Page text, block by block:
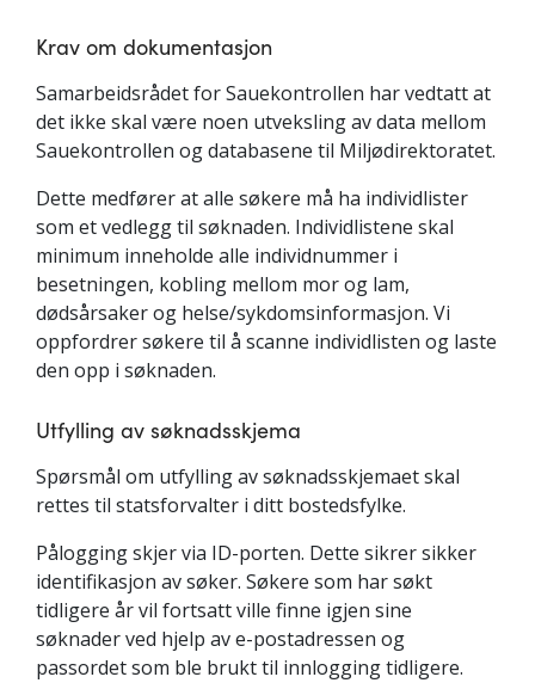
Krav om dokumentasjon
Samarbeidsrådet for Sauekontrollen har vedtatt at
det ikke skal være noen utveksling av data mellom
Sauekontrollen og databasene til Miljødirektoratet.
Dette medfører at alle søkere må ha individlister
som et vedlegg til søknaden. Individlistene skal
minimum inneholde alle individnummer i
besetningen, kobling mellom mor og lam,
dødsårsaker og helse/sykdomsinformasjon. Vi
oppfordrer søkere til å scanne individlisten og laste
den opp i søknaden.
Utfylling av søknadsskjema
Spørsmål om utfylling av søknadsskjemaet skal
rettes til statsforvalter i ditt bostedsfylke.
Pålogging skjer via ID-porten. Dette sikrer sikker
identifikasjon av søker. Søkere som har søkt
tidligere år vil fortsatt ville finne igjen sine
søknader ved hjelp av e-postadressen og
passordet som ble brukt til innlogging tidligere.